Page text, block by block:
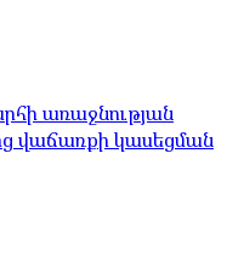
առաջնության
վաճառքի կասեցման